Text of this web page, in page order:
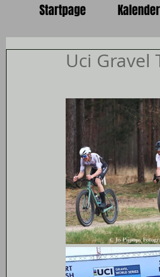
Startpage Kalender
Uci